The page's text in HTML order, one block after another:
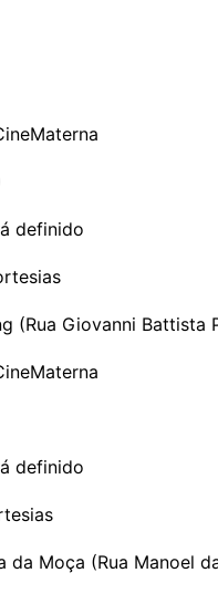
definido
(Rua Giovanni Battista
definido
da Moça (Rua Manoel